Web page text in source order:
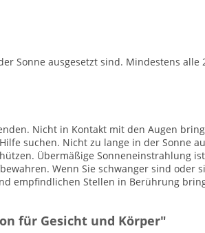
Sonne ausgesetzt sind. Mindestens alle
Nicht in Kontakt mit den Augen
suchen. Nicht zu lange in der Sonne
Übermäßige Sonneneinstrahlung
Wenn Sie schwanger sind oder
empfindlichen Stellen in Berührung
für Gesicht und Körper"